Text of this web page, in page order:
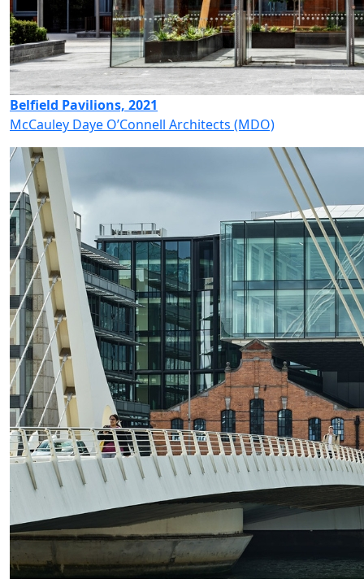
Belfield Pavilions, 2021
McCauley Daye O’Connell Architects (MDO)